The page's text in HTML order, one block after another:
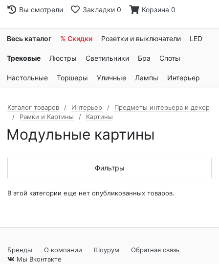
Вы смотрели Закладки 0 Корзина 0
Весь каталог % Скидки Розетки и выключатели LED
Трековые Люстры Светильники Бра Споты
Настольные Торшеры Уличные Лампы Интерьер
Каталог товаров Интерьер
Предметы интерьера и декор
Рамки и Картины
Картины
Модульные картины
Фильтры
В этой категории еще нет опубликованных товаров.
Бренды О компании Шоурум
Обратная связь
Мы Вконтакте